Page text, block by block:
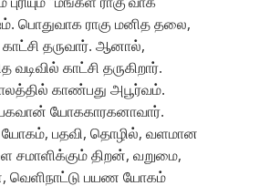
பொதுவாக ராகு மனித தலை,
தருவார். ஆனால்,
காட்சி தருகிறார்.
காண்பது அபூர்வம்.
பகவான் யோககாரகனாவார்.
பதவி, தொழில், வளமான
சமாளிக்கும் திறன், வறுமை,
வெளிநாட்டு பயண யோகம்